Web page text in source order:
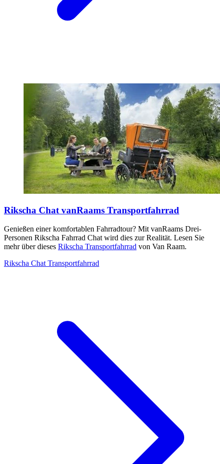
Rikscha Chat vanRaams Transportfahrrad
Genießen einer komfortablen Fahrradtour? Mit vanRaams Drei-
Personen Rikscha Fahrrad Chat wird dies zur Realität. Lesen Sie
mehr über dieses Rikscha Transportfahrrad von Van Raam.
Rikscha Chat Transportfahrrad